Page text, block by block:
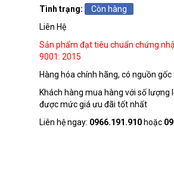
Tình trạng:
Còn hàng
Liên Hệ
Sản phẩm đạt tiêu chuẩn chứng
9001: 2015
Hàng hóa chính hãng, có nguồn
Khách hàng mua hàng với số lượng
được mức giá ưu đãi tốt nhất
Liên hệ ngay: 0966.191.910 hoặc